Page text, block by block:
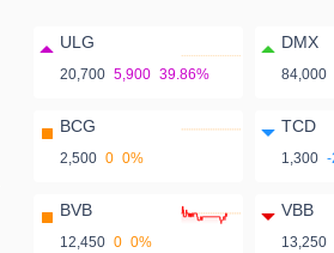
ULG
20,700 5,900 39.86%
DMX
84,000
BCG
2,500 0 0%
TCD
1,300
BVB
12,450 0 0%
VBB
13,250